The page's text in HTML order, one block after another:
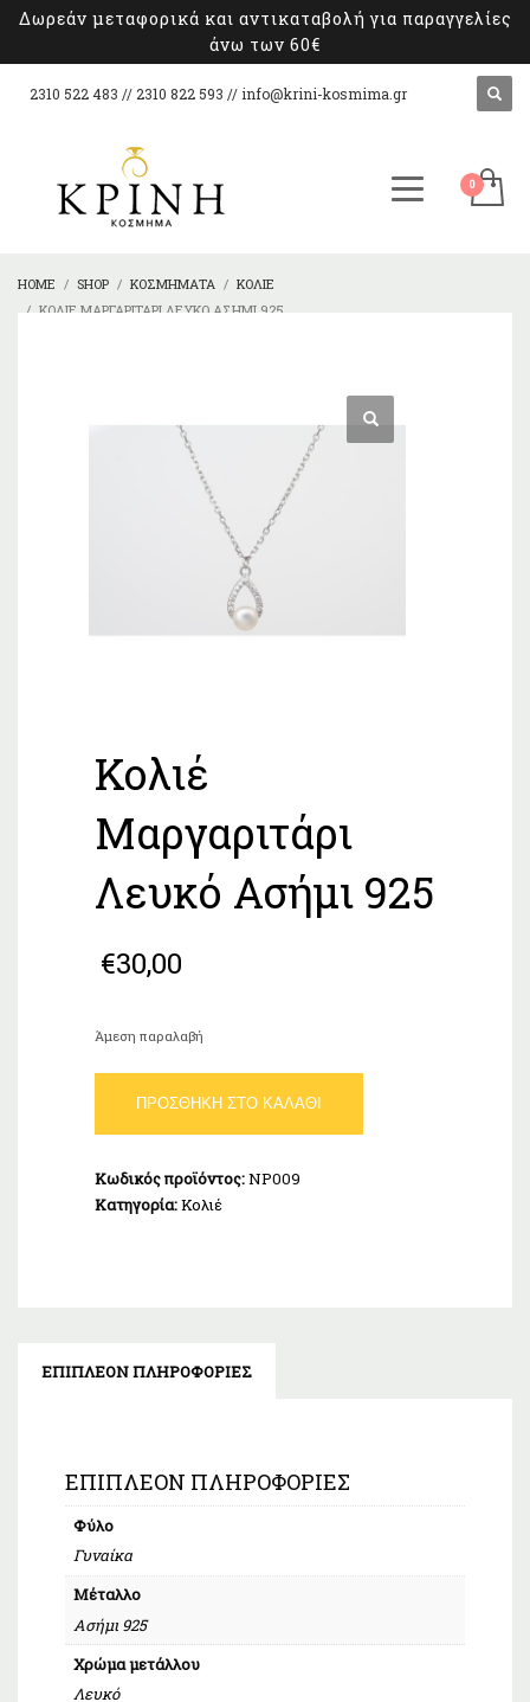
Δωρεάν μεταφορικά και αντικαταβολή για παραγγελίες
άνω των 60€
2310 522 483 // 2310 822 593 // info@krini-kosmima.gr
HOME SHOP ΚΟΣΜΉΜΑΤΑ
ΚΟΛΙΈ
ΚΟΛΙΈ ΜΑΡΓΑΡΙΤΆΡΙ ΛΕΥΚΌ ΑΣΉΜΙ 925
Κολιέ
Μαργαριτάρι
Λευκό Ασήμι 925
€30,00
Άμεση παραλαβή
Μαργαριτάρι
Λευκό
925
ποσότητα
ΠΡΟΣΘΉΚΗ ΣΤΟ ΚΑΛΆΘΙ
Κωδικός προϊόντος:NP009
Κατηγορία:Κολιέ
ΕΠΙΠΛΈΟΝ ΠΛΗΡΟΦΟΡΊΕΣ
ΕΠΙΠΛΈΟΝ ΠΛΗΡΟΦΟΡΊΕΣ
Φύλο
Γυναίκα
Μέταλλο
Ασήμι 925
Χρώμα μετάλλου
Λευκό